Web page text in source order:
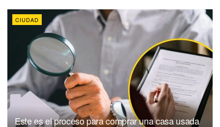
CIUDAD
Este es el proceso para comprar una casa usada